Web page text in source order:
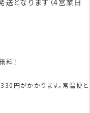
となります（4営業日
！
円がかかります。常温便と